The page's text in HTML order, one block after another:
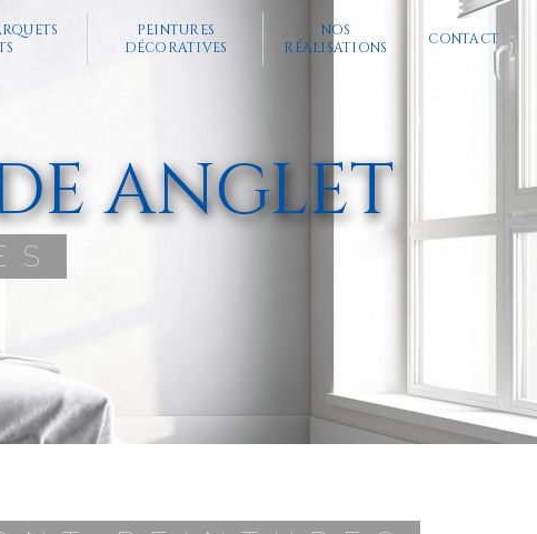
PEINTURES
DÉCORATIVES
NOS
RÉALISATIONS
CONTACT
ANGLET